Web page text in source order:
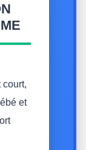
et